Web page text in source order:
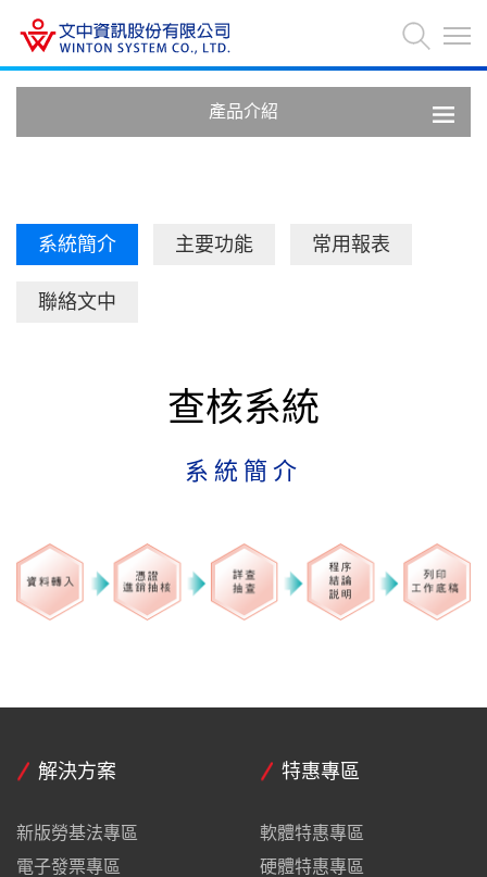
產品介紹
系統簡介 主要功能 常用報表
聯絡文中
查核系統
系統簡介
解決方案
新版勞基法專區
電子發票專區
特惠專區
軟體特惠專區
硬體特惠專區